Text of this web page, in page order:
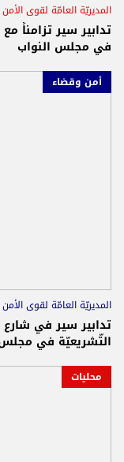
المديريّة العامّة لقوى
تدابير سير تزامناً
في مجلس النواب
أمن وقضاء
المديريّة العامّة لقوى
تدابير سير في شارع
التّشريعيّة في
محليات